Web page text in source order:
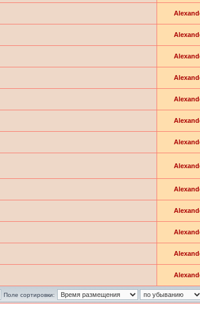
Поле сортировки: